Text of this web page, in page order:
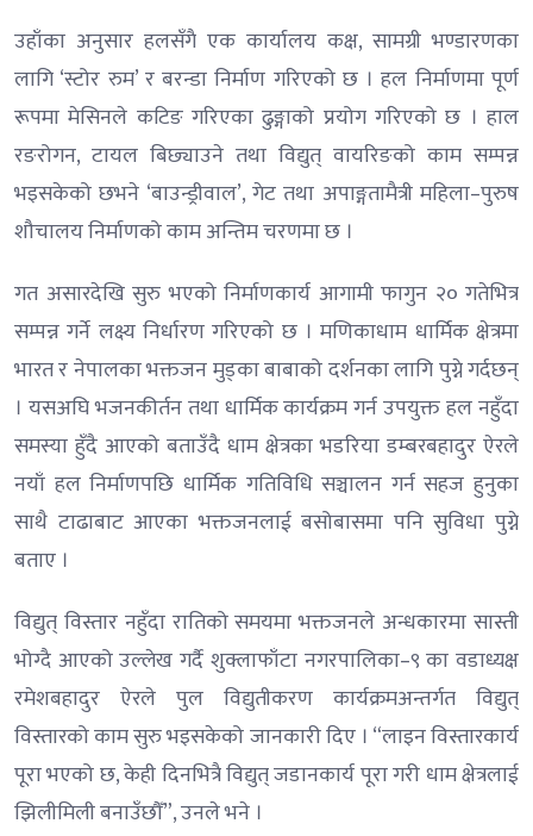
उहाँका अनुसार हलसँगै एक कार्यालय कक्ष, सामग्री भण्डारणका
लागि ‘स्टोर रुम’ र बरन्डा निर्माण गरिएको छ । हल निर्माणमा पूर्ण
रूपमा मेसिनले कटिङ गरिएका ढुङ्गाको प्रयोग गरिएको छ । हाल
रङरोगन, टायल बिछ्याउने तथा विद्युत् वायरिङको काम सम्पन्न
भइसकेको छभने ‘बाउन्ड्रीवाल’, गेट तथा अपाङ्गतामैत्री महिला–पुरुष
शौचालय निर्माणको काम अन्तिम चरणमा छ ।
गत असारदेखि सुरु भएको निर्माणकार्य आगामी फागुन २० गतेभित्र
सम्पन्न गर्ने लक्ष्य निर्धारण गरिएको छ । मणिकाधाम धार्मिक क्षेत्रमा
भारत र नेपालका भक्तजन मुड्का बाबाको दर्शनका लागि पुग्ने गर्दछन्
। यसअघि भजनकीर्तन तथा धार्मिक कार्यक्रम गर्न उपयुक्त हल नहुँदा
समस्या हुँदै आएको बताउँदै धाम क्षेत्रका भडरिया डम्बरबहादुर ऐरले
नयाँ हल निर्माणपछि धार्मिक गतिविधि सञ्चालन गर्न सहज हुनुका
साथै टाढाबाट आएका भक्तजनलाई बसोबासमा पनि सुविधा पुग्ने
बताए ।
विद्युत् विस्तार नहुँदा रातिको समयमा भक्तजनले अन्धकारमा सास्ती
भोग्दै आएको उल्लेख गर्दै शुक्लाफाँटा नगरपालिका–९ का वडाध्यक्ष
रमेशबहादुर ऐरले पुल विद्युतीकरण कार्यक्रमअन्तर्गत विद्युत्
विस्तारको काम सुरु भइसकेको जानकारी दिए । “लाइन विस्तारकार्य
पूरा भएको छ, केही दिनभित्रै विद्युत् जडानकार्य पूरा गरी धाम क्षेत्रलाई
झिलीमिली बनाउँछौँ”, उनले भने ।